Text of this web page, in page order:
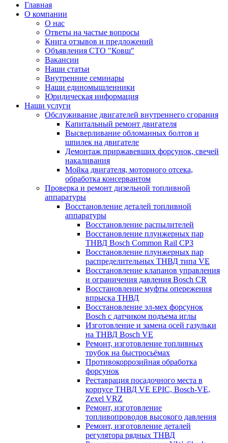
Главная
О компании
О нас
Ответы на частые вопросы
Книга отзывов и предложений
Объявления СТО "Ковш"
Вакансии
Наши статьи
Внутренние семинары
Наши единомышленники
Юридическая информация
Наши услуги
Обслуживание двигателей внутреннего сгорания
Капитальный ремонт двигателя
Высверливание обломанных болтов и
шпилек на двигателе
Демонтаж приржавевших форсунок, свечей
накаливания
Мойка двигателя, моторного отсека,
обработка консервантом
Проверка и ремонт дизельной топливной
аппаратуры
Восстановление деталей топливной
аппаратуры
Восстановление распылителей
Восстановление плунжерных пар
ТНВД Bosch Common Rail CP3
Восстановление плунжерных пар
распределительных ТНВД типа VE
Восстановление клапанов управления
и ограничения давления Bosch CR
Восстановление муфты опережения
впрыска ТНВД
Восстановление эл-мех форсунок
Bosch с датчиком подъема иглы
Изготовление и замена осей газульки
на ТНВД Bosch VE
Ремонт, изготовление топливных
трубок на быстросьёмах
Противокоррозийная обработка
форсунок
Реставрация посадочного места в
корпусе ТНВД VE EPIC, Bosch-VE,
Zexel VRZ
Ремонт, изготовление
топливопроводов высокого давления
Ремонт, изготовление деталей
регулятора рядных ТНВД